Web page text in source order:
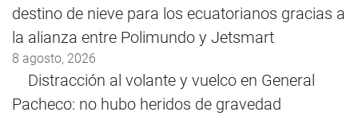
destino de nieve para los ecuatorianos gracias a
la alianza entre Polimundo y Jetsmart
8 agosto, 2026
Distracción al volante y vuelco en General
Pacheco: no hubo heridos de gravedad